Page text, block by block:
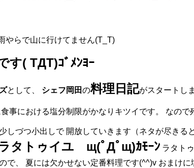
やらで山に行けてません(T_T)
す( TДT)ｺﾞﾒﾝﾖｰ
として、 シェフ岡田の料理日記がスタートし
事における塩分制限がかなりキツイです。 なので
しづつ小出しで 開放していきます（ネタが尽き
タトゥイユ щ(ﾟДﾟщ)ｶﾓｰﾝ ラタト
で、 夏には欠かせない定番料理です(^^)v おまけに